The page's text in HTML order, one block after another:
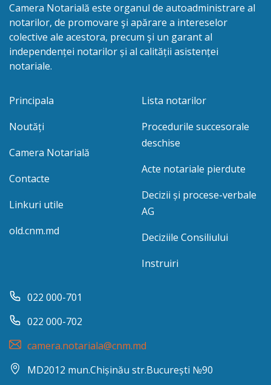
Camera Notarială este organul de autoadministrare al
notarilor, de promovare şi apărare a intereselor
colective ale acestora, precum şi un garant al
independenței notarilor și al calității asistenței
notariale.
Principala
Noutăți
Camera Notarială
Contacte
Linkuri utile
old.cnm.md
Lista notarilor
Procedurile succesorale
deschise
Acte notariale pierdute
Decizii și procese-verbale
AG
Deciziile Consiliului
Instruiri
022 000-701
022 000-702
camera.notariala@cnm.md
MD2012 mun.Chișinău str.București №90